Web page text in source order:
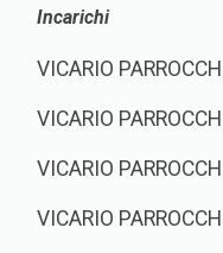
Incarichi
VICARIO
VICARIO
VICARIO
VICARIO